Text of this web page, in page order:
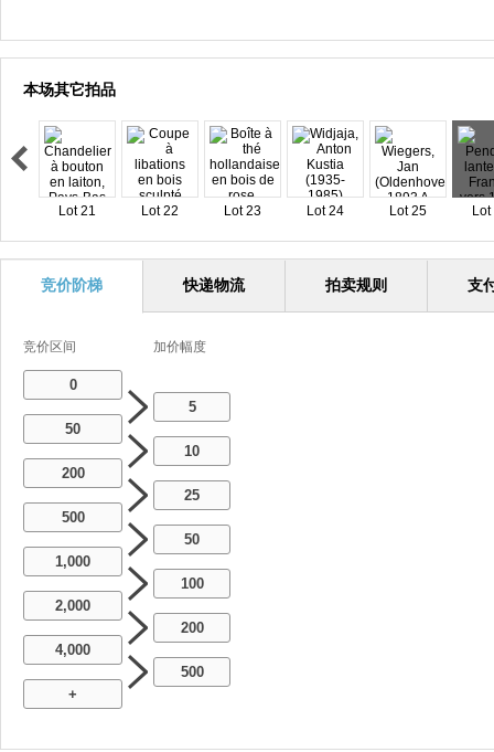
本场其它拍品
Lot 21 Lot 22 Lot 23 Lot 24 Lot 25
竞价阶梯 快递物流 拍卖规则 支
竞价区间 加价幅度
0
5
50
10
200
25
500
50
1,000
100
2,000
200
4,000
500
+